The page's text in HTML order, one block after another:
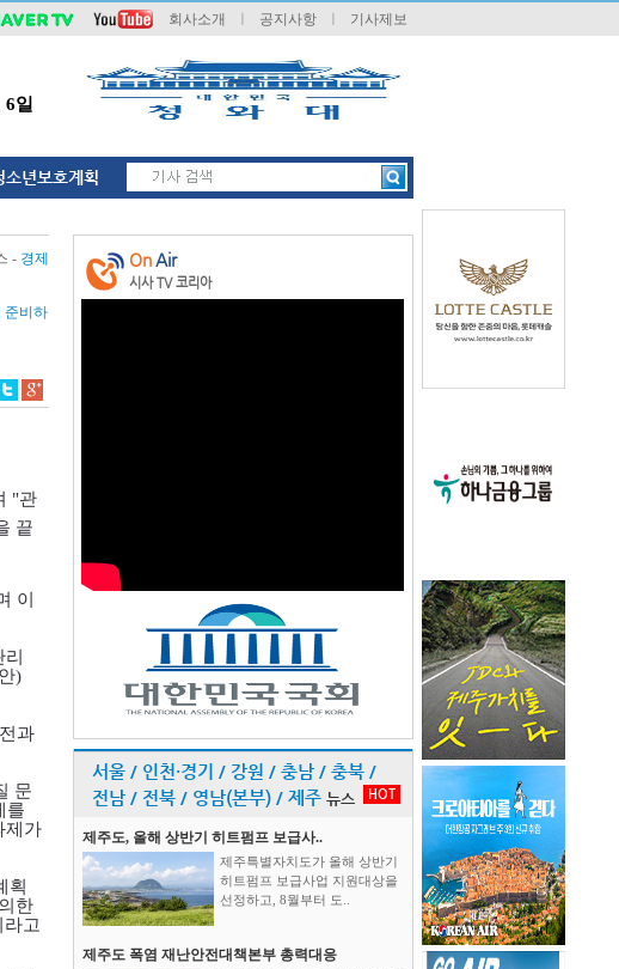
회사소개 공지사항 기사제보
일
소년보호계획
- 경제
준비하
"관
끝
이
안)
과
문
를
제가
획
한
라고
On Air
시사 TV 코리아
서울 / 인천·경기 / 강원 / 충남 / 충북 /
전남 / 전북 / 영남(본부) / 제주 뉴스 HOT
제주도, 올해 상반기 히트펌프 보급사..
제주특별자치도가 올해 상반기
히트펌프 보급사업 지원대상을
선정하고, 8월부터 도..
제주도 폭염 재난안전대책본부 총력대응